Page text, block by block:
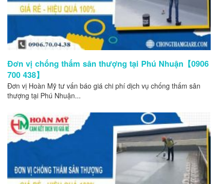
Đơn vị chống thấm sân thượng tại Phú Nhuận【0906
700 438】
Đơn vị Hoàn Mỹ tư vấn báo giá chi phí dịch vụ chống thấm sân
thượng tại Phú Nhuận...